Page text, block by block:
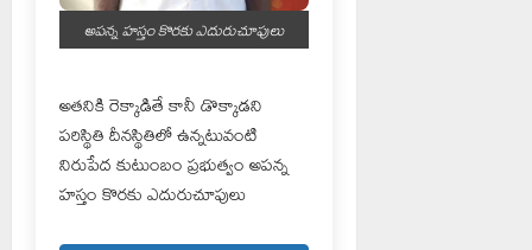
అపన్న హస్తం కొరకు ఎదురుచూపులు
అతనికి రెక్కాడితే కానీ డొక్కాడని
పరిస్థితి దీనస్థితిలో ఉన్నటువంటి
నిరుపేద కుటుంబం ప్రభుత్వం అపన్న
హస్తం కొరకు ఎదురుచూపులు